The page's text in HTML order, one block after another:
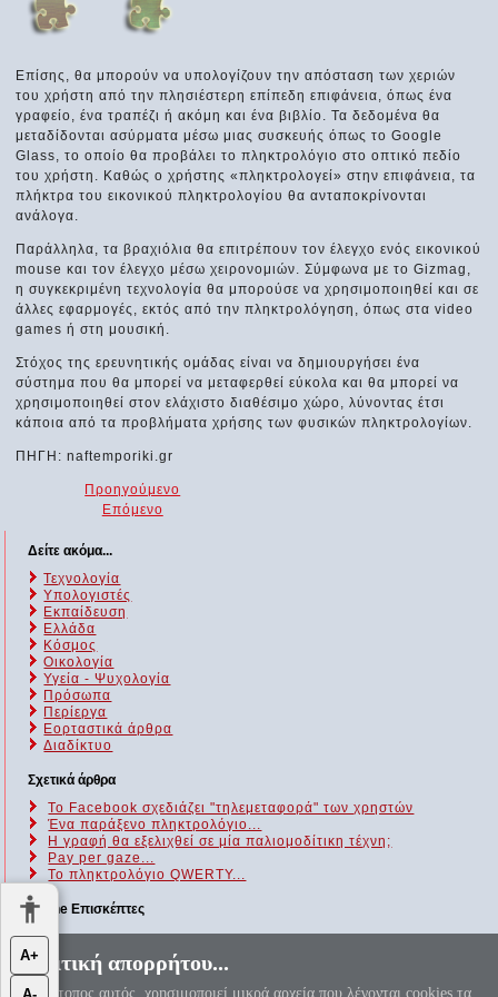
Επίσης, θα μπορούν να υπολογίζουν την απόσταση των χεριών
του χρήστη από την πλησιέστερη επίπεδη επιφάνεια, όπως ένα
γραφείο, ένα τραπέζι ή ακόμη και ένα βιβλίο. Τα δεδομένα θα
μεταδίδονται ασύρματα μέσω μιας συσκευής όπως το Google
Glass, το οποίο θα προβάλει το πληκτρολόγιο στο οπτικό πεδίο
του χρήστη. Καθώς ο χρήστης «πληκτρολογεί» στην επιφάνεια, τα
πλήκτρα του εικονικού πληκτρολογίου θα ανταποκρίνονται
ανάλογα.
Παράλληλα, τα βραχιόλια θα επιτρέπουν τον έλεγχο ενός εικονικού
mouse και τον έλεγχο μέσω χειρονομιών. Σύμφωνα με το Gizmag,
η συγκεκριμένη τεχνολογία θα μπορούσε να χρησιμοποιηθεί και σε
άλλες εφαρμογές, εκτός από την πληκτρολόγηση, όπως στα video
games ή στη μουσική.
Στόχος της ερευνητικής ομάδας είναι να δημιουργήσει ένα
σύστημα που θα μπορεί να μεταφερθεί εύκολα και θα μπορεί να
χρησιμοποιηθεί στον ελάχιστο διαθέσιμο χώρο, λύνοντας έτσι
κάποια από τα προβλήματα χρήσης των φυσικών πληκτρολογίων.
ΠΗΓΗ: naftemporiki.gr
Προηγούμενο
Επόμενο
Δείτε ακόμα...
Τεχνολογία
Υπολογιστές
Εκπαίδευση
Ελλάδα
Κόσμος
Οικολογία
Υγεία - Ψυχολογία
Πρόσωπα
Περίεργα
Εορταστικά άρθρα
Διαδίκτυο
Σχετικά άρθρα
Το Facebook σχεδιάζει "τηλεμεταφορά" των χρηστών
Ένα παράξενο πληκτρολόγιο...
Η γραφή θα εξελιχθεί σε μία παλιομοδίτικη τέχνη;
Pay per gaze...
Το πληκτρολόγιο QWERTY...
Online Επισκέπτες
Αυτήν τη στιγμή επισκέπτονται τον ιστότοπό μας 90 guests και
κανένα μέλος
Πολιτική απορρήτου...
Ο ιστότοπος αυτός, χρησιμοποιεί μικρά αρχεία που λέγονται cookies τα
Α+